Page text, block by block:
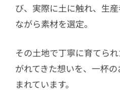
び、実際に土に触れ、生
ながら素材を選定。
その土地で丁寧に育てら
がれてきた想いを、一杯
まれています。